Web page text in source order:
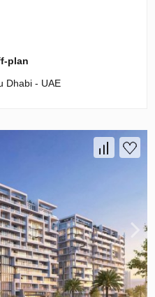
plan
Dhabi - UAE